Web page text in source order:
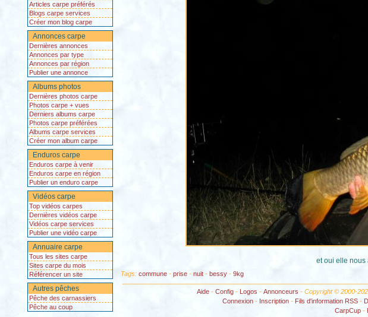
Articles carpe préférés
Blogs carpe services
Créer mon blog carpe
Annonces carpe
Dernières annonces
Annonces par type
Annonces par région
Publier une annonce
Albums photos
Dernières photos carpe
Photos carpe + vues
Derniers albums carpe
Photos carpe préférées
Albums carpe services
Créer mon album carpe
Enduros carpe
Enduros carpe à venir
Enduros carpe en région
Publier un enduro carpe
Vidéos carpe
Top vidéos carpes
Dernières vidéos carpe
Vidéos carpe services
Publier une vidéo carpe
Annuaire carpe
Tous les sites carpe
Sites carpe du mois
Référencer un site
Autres pêches
Pêche des carnassiers
Pêche au coup
et oui elle nous
Tags: commune- prise- nuit- bessy- 9kg
Aide- Config- Logos - Annonceurs - Copyright © 2000-
Connexion - Inscription - Fils d'information RSS -
CarpCup-